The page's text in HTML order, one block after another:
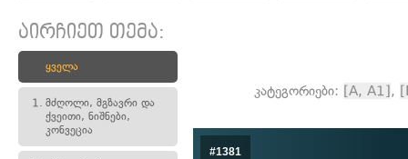
აირჩიეთ თემა:
ყველა
1. მძღოლი, მგზავრი და
ქვეითი, ნიშნები,
კონვეცია
კატეგორიები: [A, A1],
#1381